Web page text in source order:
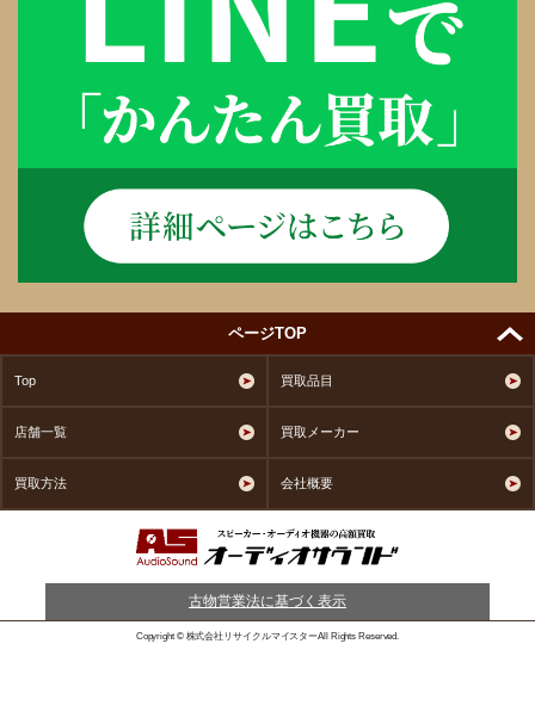
ページTOP
Top 買取品目
店舗一覧 買取メーカー
買取方法 会社概要
古物営業法に基づく表示
Copyright © 株式会社リサイクルマイスターAll Rights Reserved.